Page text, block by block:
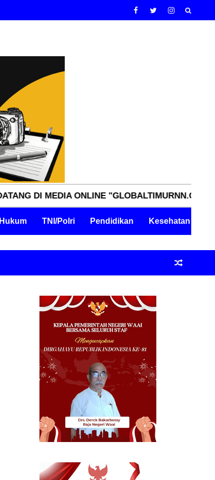
ONLINE "GLOBALTIMURNN.COM"
Hukum TNI/Polri Pendidikan Kesehatan